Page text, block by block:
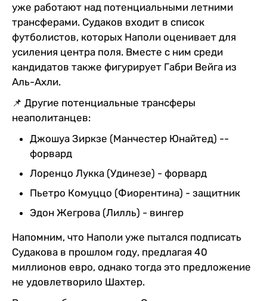
уже работают над потенциальными летними
трансферами. Судаков входит в список
футболистов, которых Наполи оценивает для
усиления центра поля. Вместе с ним среди
кандидатов также фигурирует Габри Вейга из
Аль-Ахли.
📌 Другие потенциальные трансферы
неаполитанцев:
Джошуа Зиркзе (Манчестер Юнайтед) --
форвард
Лоренцо Лукка (Удинезе) - форвард
Пьетро Комуццо (Фиорентина) - защитник
Эдон Жегрова (Лилль) - вингер
Напомним, что Наполи уже пытался подписать
Судакова в прошлом году, предлагая 40
миллионов евро, однако тогда это предложение
не удовлетворило Шахтер.